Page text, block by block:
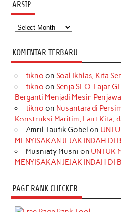
ARSIP
Arsip
KOMENTAR TERBARU
tikno on Soal Ikhlas, Kita
tikno on Senja SEO, Fajar
Berganti Menjadi Mesin
tikno on Nusantara di
Konstruksi Maritim, Laut Kita,
Amril Taufik Gobel on
MENYISAKAN JEJAK INDAH DI
Musniaty Musni on UNTUK
MENYISAKAN JEJAK INDAH DI
PAGE RANK CHECKER